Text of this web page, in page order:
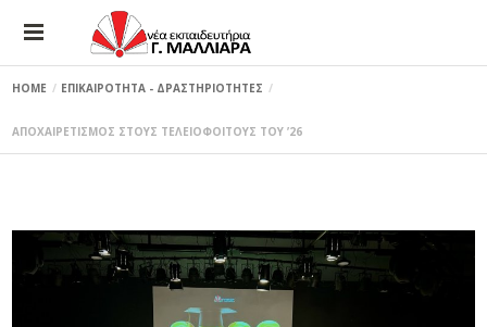
HOME ΕΠΙΚΑΙΡΟΤΗΤΑ - ΔΡΑΣΤΗΡΙΟΤΗΤΕΣ
ΑΠΟΧΑΙΡΕΤΙΣΜΟΣ ΣΤΟΥΣ ΤΕΛΕΙΟΦΟΙΤΟΥΣ ΤΟΥ ’26